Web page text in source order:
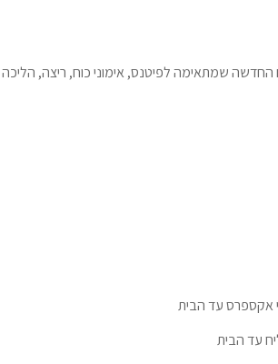
אקספרס עד הבית
עד הבית